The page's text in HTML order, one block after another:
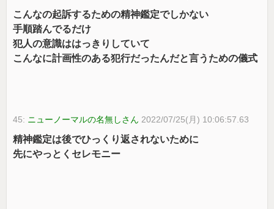
こんなの起訴するための精神鑑定でしかない
手順踏んでるだけ
犯人の意識ははっきりしていて
こんなに計画性のある犯行だったんだと言うための儀式
45: ニューノーマルの名無しさん 2022/07/25(月) 10:06:57.63
精神鑑定は後でひっくり返されないために
先にやっとくセレモニー